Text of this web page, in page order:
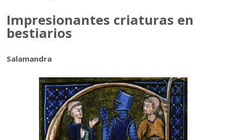
Impresionantes criaturas en
bestiarios
Salamandra